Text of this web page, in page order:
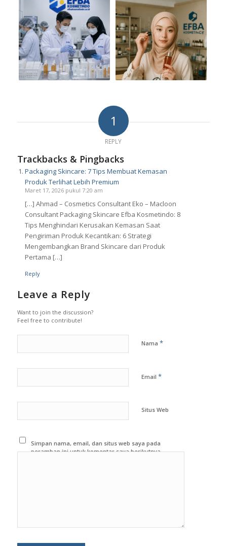
1
REPLY
Trackbacks & Pingbacks
Packaging Skincare: 7 Tips Membuat Kemasan
Produk Terlihat Lebih Premium
Maret 17, 2026 pukul 7:20 am
[…] Ahmad – Cosmetics Consultant Eko – Macloon
Consultant Packaging Skincare Efba Kosmetindo: 8
Tips Menghindari Kerusakan Kemasan Saat
Pengiriman Produk Kecantikan: 6 Strategi
Mengembangkan Brand Skincare dari Produk
Pertama […]
Reply
Leave a Reply
Want to join the discussion?
Feel free to contribute!
Nama *
Email *
Situs Web
Simpan nama, email, dan situs web saya pada
peramban ini untuk komentar saya berikutnya.